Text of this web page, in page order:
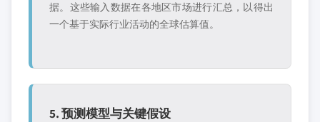
据。这些输入数据在各地区市场进行汇总，以得出
一个基于实际行业活动的全球估算值。
5. 预测模型与关键假设